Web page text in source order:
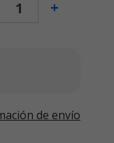
+
de envío